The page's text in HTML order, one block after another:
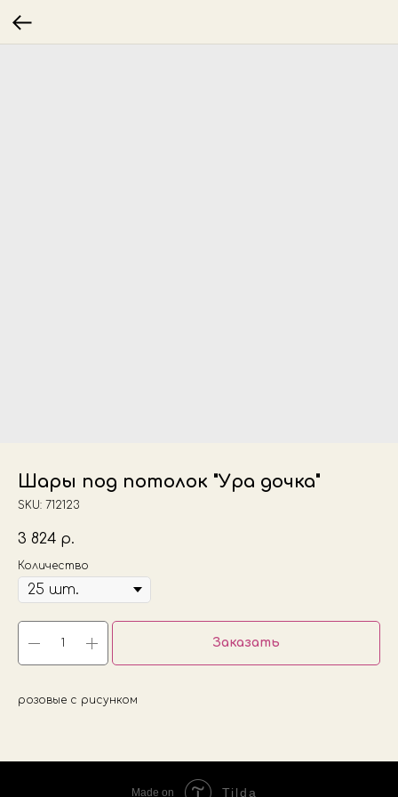
Шары под потолок "Ура дочка"
SKU: 712123
3 824 р.
Количество
Заказать
розовые с рисунком
Made on Tilda